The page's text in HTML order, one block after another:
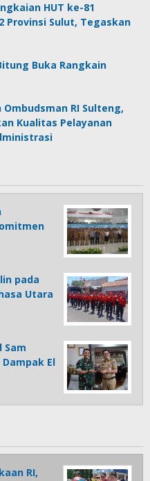
HUT ke-81
Provinsi Sulut, Tegaskan
Buka Rangkain
RI Sulteng,
Kualitas Pelayanan
pada
Utara
Sam
El
RI,